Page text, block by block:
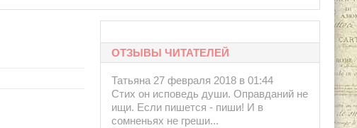
ОТЗЫВЫ ЧИТАТЕЛЕЙ
Татьяна 27 февраля 2018 в 01:44
Стих он исповедь души. Оправданий не
ищи. Если пишется - пиши! И в
сомненьях не греши...